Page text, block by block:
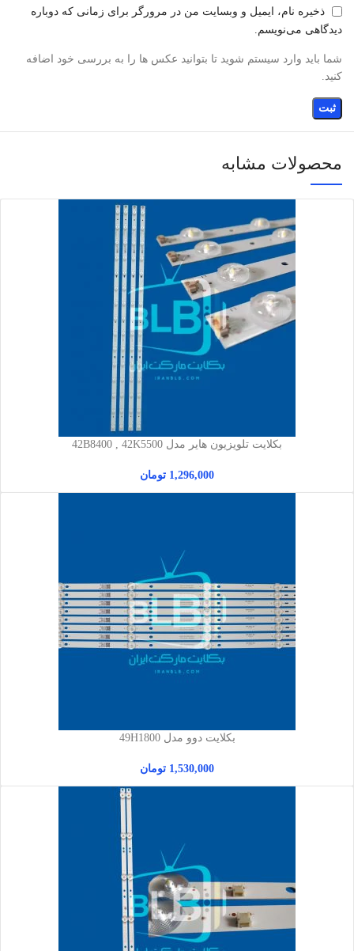
ذخیره نام، ایمیل و وبسایت من در مرورگر برای زمانی که دوباره
دیدگاهی می‌نویسم.
شما باید وارد سیستم شوید تا بتوانید عکس ها را به بررسی خود اضافه
کنید.
محصولات مشابه
بکلایت تلویزیون هایر مدل 42B8400 , 42K5500
1,296,000 تومان
بکلایت دوو مدل 49H1800
1,530,000 تومان